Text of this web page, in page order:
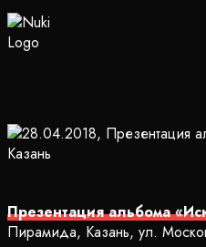
Презентация альбома
Пирамида, Казань, ул.